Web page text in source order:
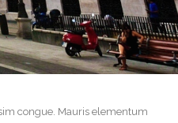
congue. Mauris elementum